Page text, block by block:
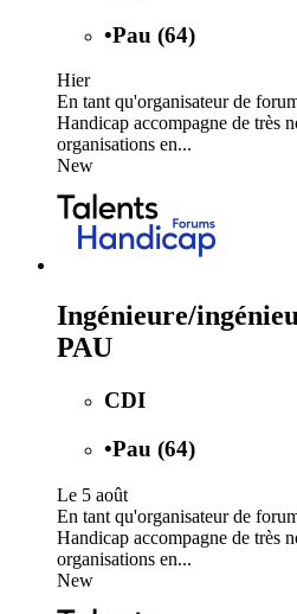
•Pau (64)
Hier
En tant qu'organisateur de
Handicap accompagne de très
organisations en...
New
Ingénieure/
PAU
CDI
•Pau (64)
Le 5 août
En tant qu'organisateur de
Handicap accompagne de très
organisations en...
New